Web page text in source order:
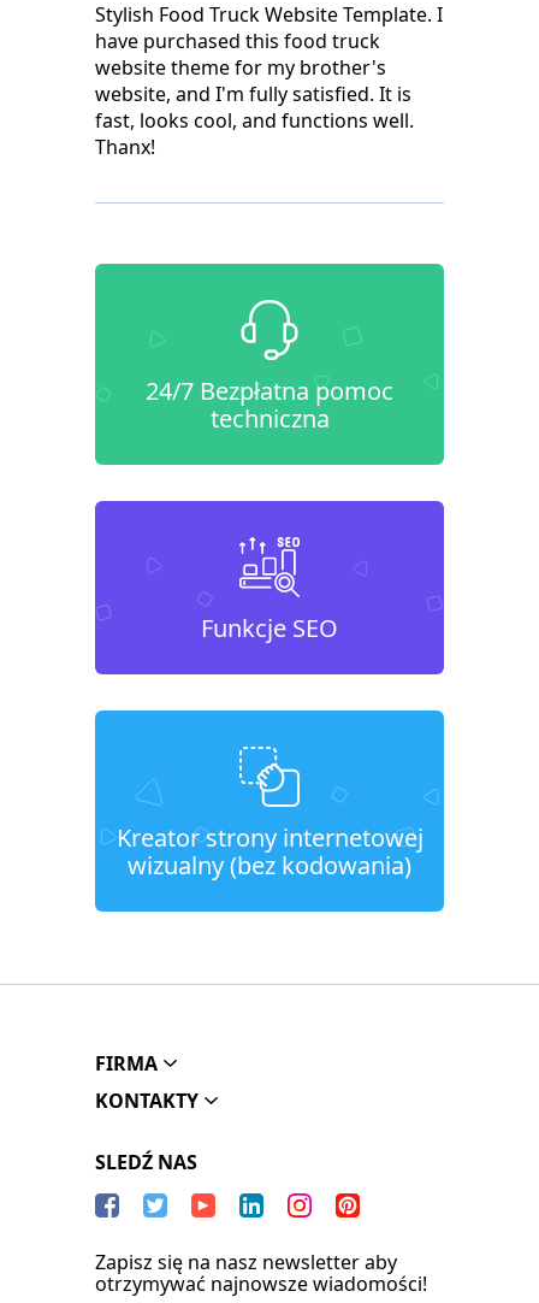
Stylish Food Truck Website Template. I
have purchased this food truck
website theme for my brother's
website, and I'm fully satisfied. It is
fast, looks cool, and functions well.
Thanx!
24/7 Bezpłatna pomoc
techniczna
Funkcje SEO
Kreator strony internetowej
wizualny (bez kodowania)
FIRMA
KONTAKTY
SLEDŹ NAS
Zapisz się na nasz newsletter aby
otrzymywać najnowsze wiadomości!